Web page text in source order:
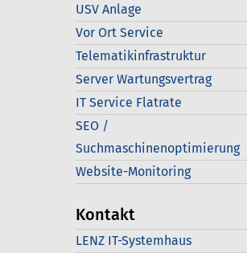
USV Anlage
Vor Ort Service
Telematikinfrastruktur
Server Wartungsvertrag
IT Service Flatrate
SEO /
Suchmaschinenoptimierung
Website-Monitoring
Kontakt
LENZ IT-Systemhaus